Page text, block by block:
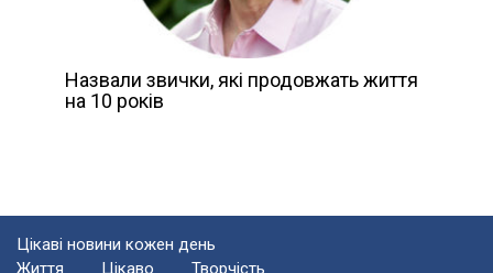
Назвали звички, які продовжать життя
на 10 років
Цікаві новини кожен день
Життя
Цікаво Творчість